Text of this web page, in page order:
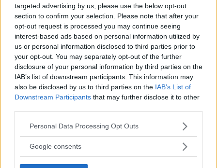
targeted advertising by us, please use the below opt-out
section to confirm your selection. Please note that after your
opt-out request is processed you may continue seeing
interest-based ads based on personal information utilized by
us or personal information disclosed to third parties prior to
your opt-out. You may separately opt-out of the further
disclosure of your personal information by third parties on the
IAB’s list of downstream participants. This information may
also be disclosed by us to third parties on the IAB’s List of
Downstream Participants that may further disclose it to other
Please note that this website/app uses one or more Google
not limited to your visit or usage behaviour. You may click to
use your data for below specified purposes in below Google
Personal Data Processing Opt Outs
Google consents
OM System lanserar
gratislån av kameror &
objektiv i Sverige
OM System lanserar nu "Test & Wow"-
programmet i Sverige, vilket gör det möjligt